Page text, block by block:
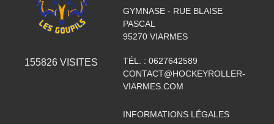
155826 VISITES
GYMNASE - RUE BLAISE
PASCAL
95270 VIARMES
TÉL. : 0627642589
CONTACT@HOCKEYROLLER-
VIARMES.COM
INFORMATIONS LÉGALES